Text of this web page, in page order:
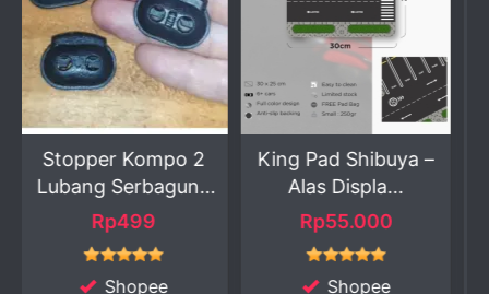
2
King Pad Shibuya –
Alas Displa...
Rp55.000
Kecoa Palsu
1:1 – Kreasi...
Rp1.200 -